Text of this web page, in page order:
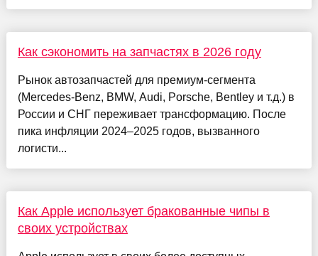
Как сэкономить на запчастях в 2026 году
Рынок автозапчастей для премиум-сегмента
(Mercedes-Benz, BMW, Audi, Porsche, Bentley и т.д.) в
России и СНГ переживает трансформацию. После
пика инфляции 2024–2025 годов, вызванного
логисти...
Как Apple использует бракованные чипы в
своих устройствах